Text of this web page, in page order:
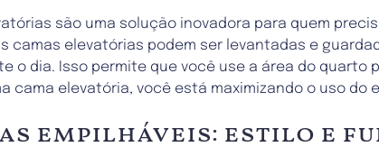
são uma solução inovadora para quem
camas elevatórias podem ser levantadas e
o dia. Isso permite que você use a área do
cama elevatória, você está maximizando o uso
empilháveis: estilo e